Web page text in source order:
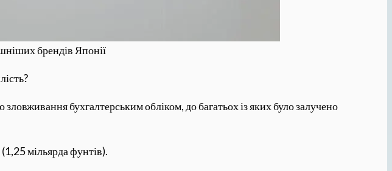
брендів Японії
бухгалтерським обліком, до багатьох із яких було залучено
мільярда фунтів).